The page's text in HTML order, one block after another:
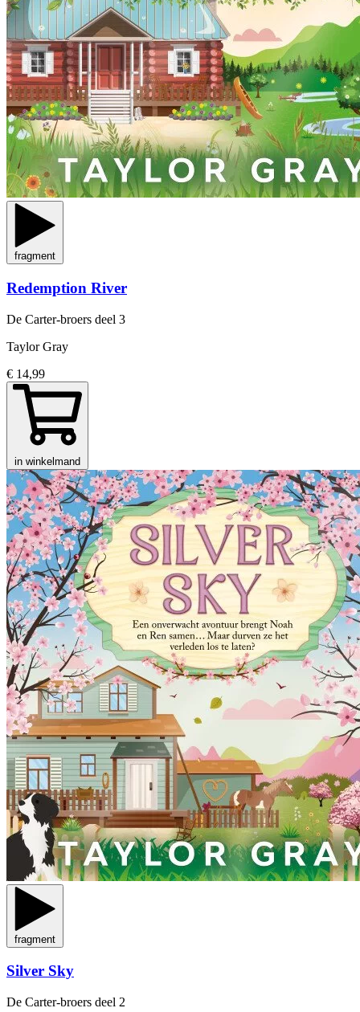
fragment
Redemption River
De Carter-broers deel 3
Taylor Gray
€ 14,99
in winkelmand
fragment
Silver Sky
De Carter-broers deel 2